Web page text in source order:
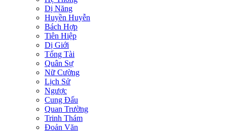
Dị Năng
Huyền Huyễn
Bách Hợp
Tiên Hiệp
Dị Giới
Tổng Tài
Quân Sự
Nữ Cường
Lịch Sử
Ngược
Cung Đấu
Quan Trường
Trinh Thám
Đoản Văn